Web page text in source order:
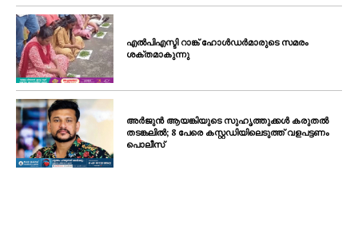
എൽപിഎസ്ടി റാങ്ക് ഹോൾഡർമാരുടെ സമരം
ശക്തമാകുന്നു
അർജുൻ ആയങ്കിയുടെ സുഹൃത്തുക്കൾ കരുതൽ
തടങ്കലിൽ; 8 പേരെ കസ്റ്റഡിയിലെടുത്ത് വളപട്ടണം
പൊലീസ്